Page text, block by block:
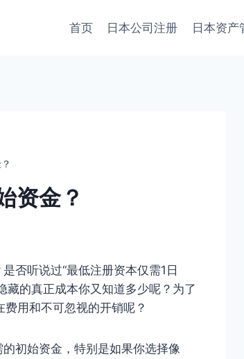
首页 日本公司注册 日本资产
资金？
否听说过“最低注册资本仅需1日
藏的真正成本你又知道多少呢？为了
费用和不可忽视的开销呢？
初始资金，特别是如果你选择像